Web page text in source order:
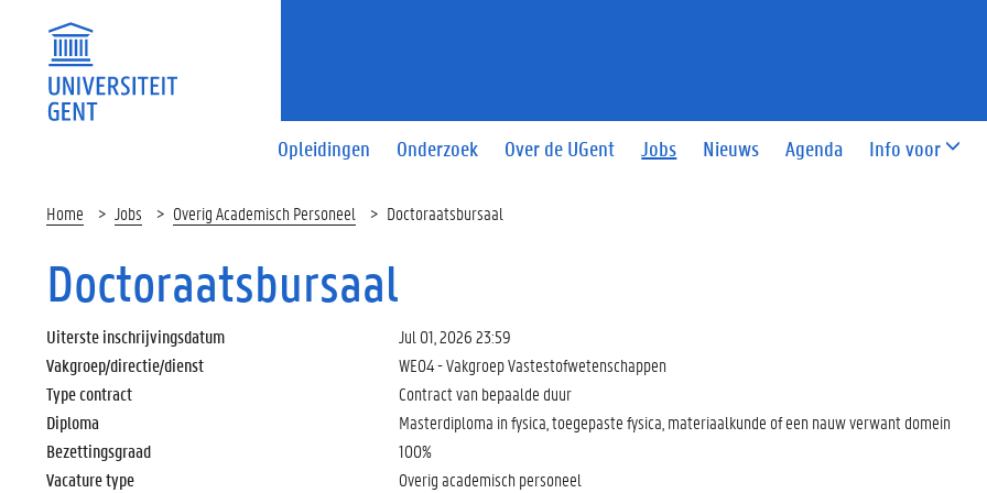
Opleidingen Onderzoek Over de UGent Jobs Nieuws Agenda Info voor
Home Jobs Overig Academisch Personeel Doctoraatsbursaal
Doctoraatsbursaal
Uiterste inschrijvingsdatum
Jul 01, 2026 23:59
Vakgroep/directie/dienst
WE04 - Vakgroep Vastestofwetenschappen
Type contract
Contract van bepaalde duur
Diploma
Masterdiploma in fysica, toegepaste fysica, materiaalkunde of een nauw verwant domein
Bezettingsgraad
100%
Vacature type
Overig academisch personeel